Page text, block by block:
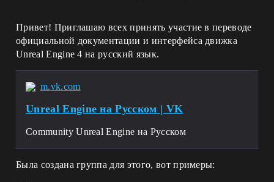
Привет! Приглашаю всех принять участие в переводе
официальной документации и интерфейса движка
Unreal Engine 4 на русский язык.
m.vk.com
Unreal Еngine на Русском | VK
Community Unreal Еngine на Русском
Была создана группа для этого, вот примеры: